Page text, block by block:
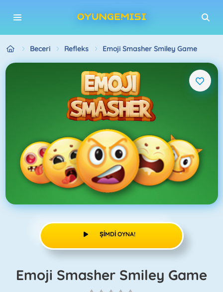
Beceri Refleks Emoji Smasher Smiley Game
ŞIMDI OYNA!
Emoji Smasher Smiley Game